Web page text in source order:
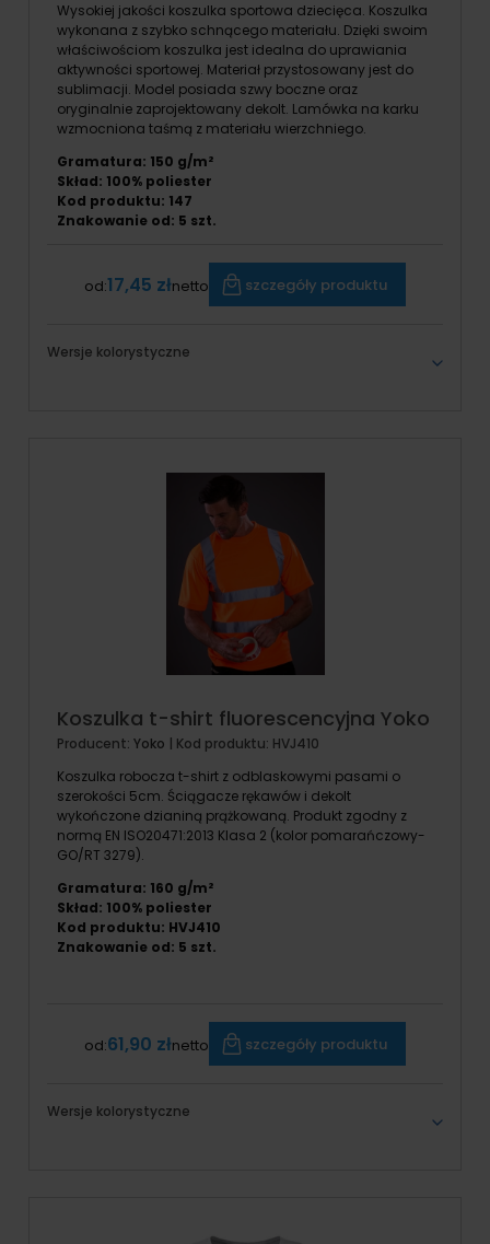
Wysokiej jakości koszulka sportowa dziecięca. Koszulka
wykonana z szybko schnącego materiału. Dzięki swoim
właściwościom koszulka jest idealna do uprawiania
aktywności sportowej. Materiał przystosowany jest do
sublimacji. Model posiada szwy boczne oraz
oryginalnie zaprojektowany dekolt. Lamówka na karku
wzmocniona taśmą z materiału wierzchniego.
Gramatura: 150 g/m²
Skład: 100% poliester
Kod produktu: 147
Znakowanie od: 5 szt.
od:17,45 złnetto szczegóły produktu
Wersje kolorystyczne
Koszulka t-shirt fluorescencyjna Yoko
Producent:Yoko | Kod produktu: HVJ410
Koszulka robocza t-shirt z odblaskowymi pasami o
szerokości 5cm. Ściągacze rękawów i dekolt
wykończone dzianiną prążkowaną. Produkt zgodny z
normą EN ISO20471:2013 Klasa 2 (kolor pomarańczowy-
GO/RT 3279).
Gramatura: 160 g/m²
Skład: 100% poliester
Kod produktu: HVJ410
Znakowanie od: 5 szt.
od:61,90 złnetto szczegóły produktu
Wersje kolorystyczne